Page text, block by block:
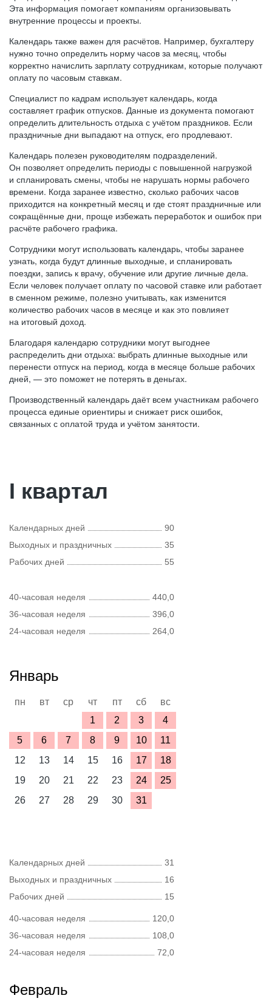
Эта информация помогает компаниям организовывать
внутренние процессы и проекты.
Календарь также важен для расчётов. Например, бухгалтеру
нужно точно определить норму часов за месяц, чтобы
корректно начислить зарплату сотрудникам, которые получают
оплату по часовым ставкам.
Специалист по кадрам использует календарь, когда
составляет график отпусков. Данные из документа помогают
определить длительность отдыха с учётом праздников. Если
праздничные дни выпадают на отпуск, его продлевают.
Календарь полезен руководителям подразделений.
Он позволяет определить периоды с повышенной нагрузкой
и спланировать смены, чтобы не нарушать нормы рабочего
времени. Когда заранее известно, сколько рабочих часов
приходится на конкретный месяц и где стоят праздничные или
сокращённые дни, проще избежать переработок и ошибок при
расчёте рабочего графика.
Сотрудники могут использовать календарь, чтобы заранее
узнать, когда будут длинные выходные, и спланировать
поездки, запись к врачу, обучение или другие личные дела.
Если человек получает оплату по часовой ставке или работает
в сменном режиме, полезно учитывать, как изменится
количество рабочих часов в месяце и как это повлияет
на итоговый доход.
Благодаря календарю сотрудники могут выгоднее
распределить дни отдыха: выбрать длинные выходные или
перенести отпуск на период, когда в месяце больше рабочих
дней, — это поможет не потерять в деньгах.
Производственный календарь даёт всем участникам рабочего
процесса единые ориентиры и снижает риск ошибок,
связанных с оплатой труда и учётом занятости.
I квартал
Календарных дней
90
Выходных и праздничных
35
Рабочих дней
55
40-часовая неделя
440,0
36-часовая неделя
396,0
24-часовая неделя
264,0
Январь
пн вт ср чт пт сб
вс
1
2 3
4
5
6 7 8 9 10
11
12
13 14 15 16 17
18
19
20 21 22 23 24
25
26
27 28 29 30 31
Календарных дней
31
Выходных и праздничных
16
Рабочих дней
15
40-часовая неделя
120,0
36-часовая неделя
108,0
24-часовая неделя
72,0
Февраль